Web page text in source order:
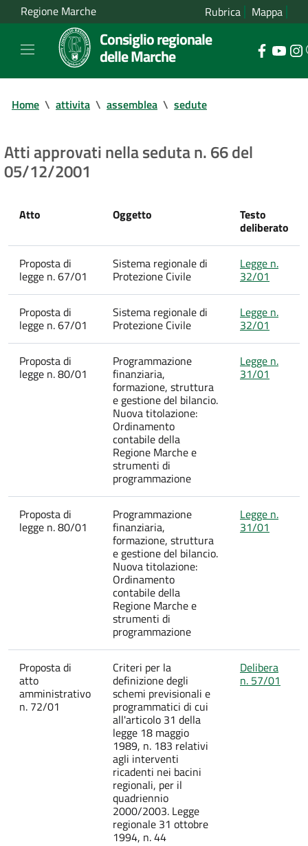
Regione Marche Rubrica Mappa
Consiglio regionale
delle Marche
Home \ attivita \ assemblea \ sedute
Atti approvati nella seduta n. 66 del
05/12/2001
Atto Oggetto Testo
deliberato
Proposta di
legge n. 67/01
Sistema regionale di
Protezione Civile
Legge n.
32/01
Proposta di
legge n. 67/01
Sistema regionale di
Protezione Civile
Legge n.
32/01
Proposta di
legge n. 80/01
Programmazione
finanziaria,
formazione, struttura
e gestione del bilancio.
Nuova titolazione:
Ordinamento
contabile della
Regione Marche e
strumenti di
programmazione
Legge n.
31/01
Proposta di
legge n. 80/01
Programmazione
finanziaria,
formazione, struttura
e gestione del bilancio.
Nuova titolazione:
Ordinamento
contabile della
Regione Marche e
strumenti di
programmazione
Legge n.
31/01
Proposta di
atto
amministrativo
n. 72/01
Criteri per la
definizione degli
schemi previsionali e
programmatici di cui
all'articolo 31 della
legge 18 maggio
1989, n. 183 relativi
agli interventi
ricadenti nei bacini
regionali, per il
quadriennio
2000/2003. Legge
regionale 31 ottobre
1994, n. 44
Delibera
n. 57/01